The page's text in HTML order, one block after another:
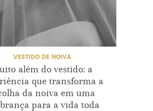
VESTIDO DE NOIVA
além do vestido: a
que transforma a
da noiva em uma
para a vida toda